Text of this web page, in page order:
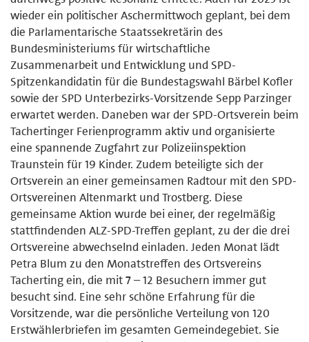
wieder ein politischer Aschermittwoch geplant, bei dem
die Parlamentarische Staatssekretärin des
Bundesministeriums für wirtschaftliche
Zusammenarbeit und Entwicklung und SPD-
Spitzenkandidatin für die Bundestagswahl Bärbel Kofler
sowie der SPD Unterbezirks-Vorsitzende Sepp Parzinger
erwartet werden. Daneben war der SPD-Ortsverein beim
Tachertinger Ferienprogramm aktiv und organisierte
eine spannende Zugfahrt zur Polizeiinspektion
Traunstein für 19 Kinder. Zudem beteiligte sich der
Ortsverein an einer gemeinsamen Radtour mit den SPD-
Ortsvereinen Altenmarkt und Trostberg. Diese
gemeinsame Aktion wurde bei einer, der regelmäßig
stattfindenden ALZ-SPD-Treffen geplant, zu der die drei
Ortsvereine abwechselnd einladen. Jeden Monat lädt
Petra Blum zu den Monatstreffen des Ortsvereins
Tacherting ein, die mit 7 – 12 Besuchern immer gut
besucht sind. Eine sehr schöne Erfahrung für die
Vorsitzende, war die persönliche Verteilung von 120
Erstwählerbriefen im gesamten Gemeindegebiet. Sie